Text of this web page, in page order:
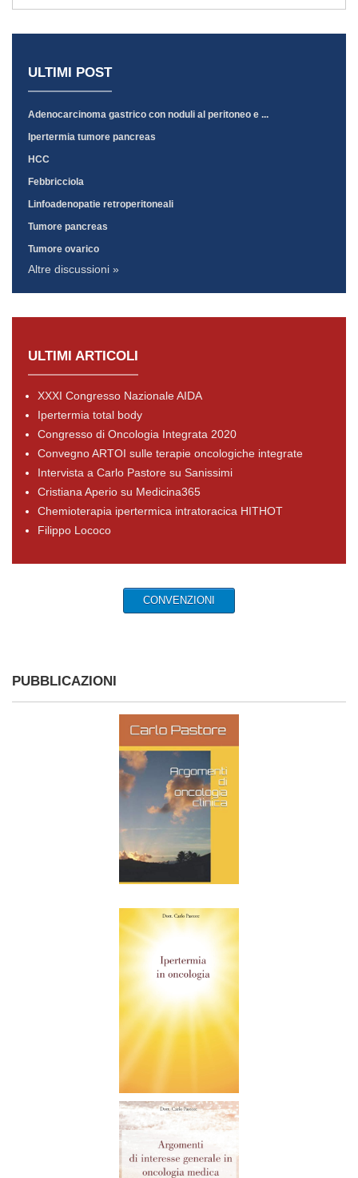
ULTIMI POST
Adenocarcinoma gastrico con noduli al peritoneo e ...
Ipertermia tumore pancreas
HCC
Febbricciola
Linfoadenopatie retroperitoneali
Tumore pancreas
Tumore ovarico
Altre discussioni »
ULTIMI ARTICOLI
XXXI Congresso Nazionale AIDA
Ipertermia total body
Congresso di Oncologia Integrata 2020
Convegno ARTOI sulle terapie oncologiche integrate
Intervista a Carlo Pastore su Sanissimi
Cristiana Aperio su Medicina365
Chemioterapia ipertermica intratoracica HITHOT
Filippo Lococo
CONVENZIONI
PUBBLICAZIONI